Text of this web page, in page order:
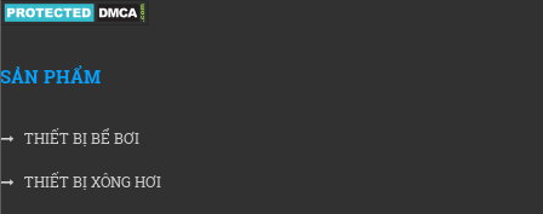
SẢN PHẨM
THIẾT BỊ BỂ BƠI
THIẾT BỊ XÔNG HƠI